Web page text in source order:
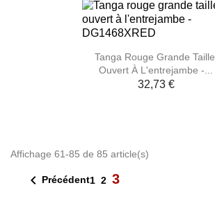
Tanga Rouge Grande Taille,
Ouvert À L'entrejambe -...
32,73 €
Affichage 61-85 de 85 article(s)
 Précédent1 2 3